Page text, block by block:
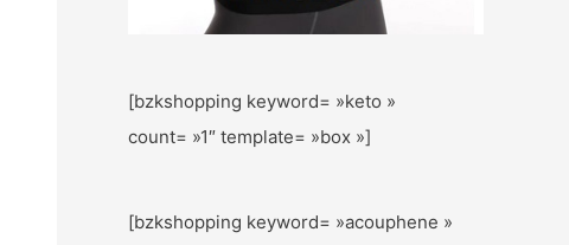
[bzkshopping keyword= »keto »
count= »1″ template= »box »]
[bzkshopping keyword= »acouphene »